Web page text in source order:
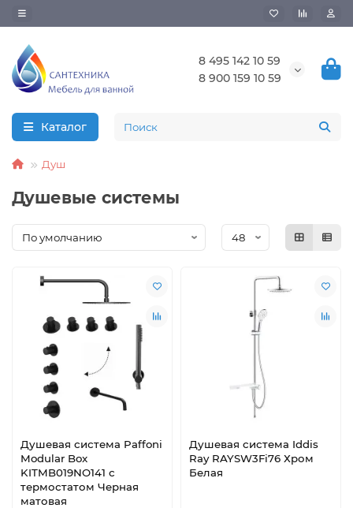
8 495 142 10 59
8 900 159 10 59
Каталог
Душ
Душевые системы
Душевая система Paffoni
Modular Box
KITMB019NO141 с
термостатом Черная
матовая
Душевая система Iddis
Ray RAYSW3Fi76 Хром
Белая